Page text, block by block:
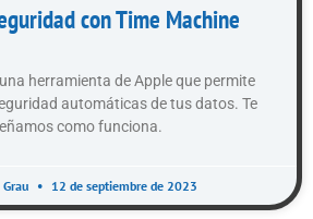
con Time Machine
herramienta de Apple que permite
automáticas de tus datos. Te
como funciona.
12 de septiembre de 2023